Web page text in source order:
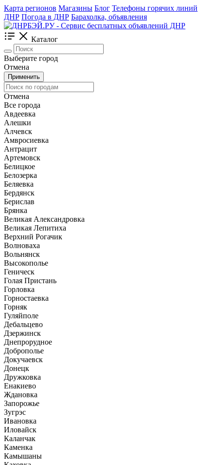
Карта регионов Магазины Блог Телефоны горячих линий
ДНР Погода в ДНР Барахолка, объявления
Каталог
Выберите город
Отмена
Применить
Отмена
Все города
Авдеевка
Алешки
Алчевск
Амвросиевка
Антрацит
Артемовск
Белицкое
Белозерка
Беляевка
Бердянск
Берислав
Брянка
Великая Александровка
Великая Лепитиха
Верхний Рогачик
Волноваха
Вольнянск
Высокополье
Геническ
Голая Пристань
Горловка
Горностаевка
Горняк
Гуляйполе
Дебальцево
Дзержинск
Днепрорудное
Доброполье
Докучаевск
Донецк
Дружковка
Енакиево
Ждановка
Запорожье
Зугрэс
Ивановка
Иловайск
Каланчак
Каменка
Камышаны